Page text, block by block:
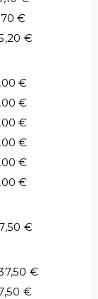
€
€
€
€
€
€
€
€
€
€
€